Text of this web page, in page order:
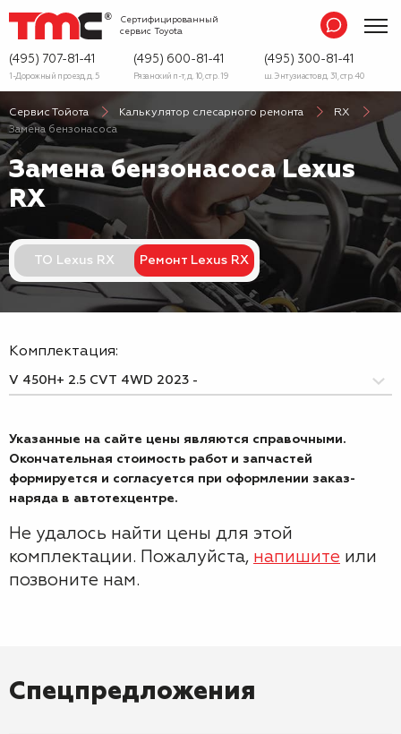
Сертифицированный
сервис Toyota
(495) 707-81-41
1-Дорожный проезд, д. 5
(495) 600-81-41
Рязанский п-т, д. 10, стр. 19
(495) 300-81-41
ш. Энтузиастов д. 31, стр. 40
Сервис Тойота Калькулятор слесарного ремонта
RX
Замена бензонасоса
Замена бензонасоса Lexus
RX
ТО Lexus RX Ремонт Lexus RX
Комплектация:
Указанные на сайте цены являются справочными.
Окончательная стоимость работ и запчастей
формируется и согласуется при оформлении заказ-
наряда в автотехцентре.
Не удалось найти цены для этой
комплектации. Пожалуйста, напишите или
позвоните нам.
Спецпредложения